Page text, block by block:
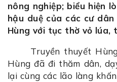
nông nghiệp; biểu hiện
hậu duệ của các cư
Hùng với tục thờ vỏ lúa,
Truyền thuyết Hùng
Hùng đã đi thăm dân,
lại cùng các lão làng